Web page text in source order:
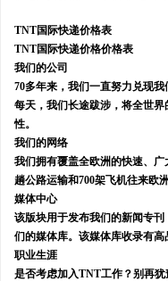
TNT国际快递价格表
TNT国际快递价格价格表
我们的公司
70多年来，我们一直努力兑现
每天，我们长途跋涉，将全世
性。
我们的网络
我们拥有覆盖全欧洲的快速、
趟公路运输和700架飞机往来欧
媒体中心
该版块用于发布我们的新闻专
们的媒体库。该媒体库收录有
职业生涯
是否考虑加入TNT工作？别再